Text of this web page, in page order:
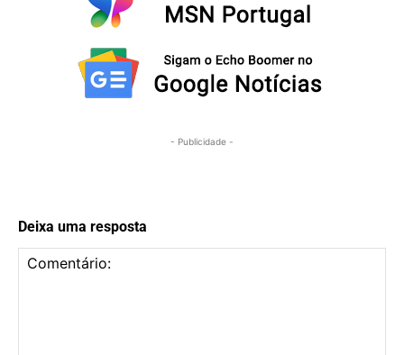
- Publicidade -
Deixa uma resposta